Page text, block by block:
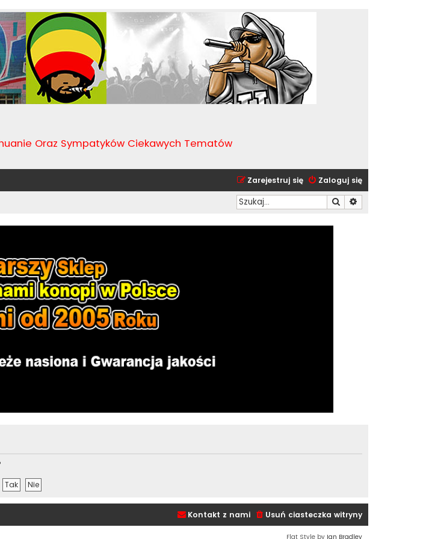
Oraz Sympatyków Ciekawych Tematów
Zaloguj się
Zarejestruj się
Szukaj
Usuń ciasteczka witryny
Kontakt z nami
Flat Style by Ian Bradley